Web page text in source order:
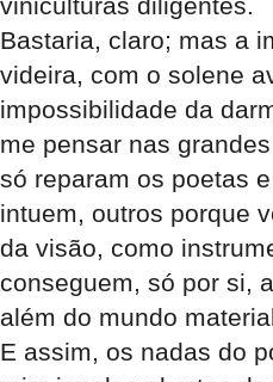
Bastaria, claro; mas a
videira, com o solene
impossibilidade da
me pensar nas
só reparam os poetas
intuem, outros porque
da visão, como
conseguem, só por si,
além do mundo
E assim, os nadas do